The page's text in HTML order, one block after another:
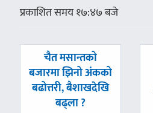
प्रकाशित समय १७:४७ बजे
पछिल्लाे
-
चैत मसान्तको
बजारमा झिनो अंकको
बढोत्तरी, बैशाखदेखि
बढ्ला ?